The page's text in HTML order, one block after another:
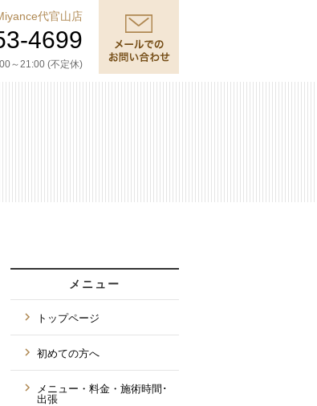
代官山店
4699
～21:00 (不定休)
メニュー
トップページ
初めての方へ
メニュー・料金・施術時間･
出張